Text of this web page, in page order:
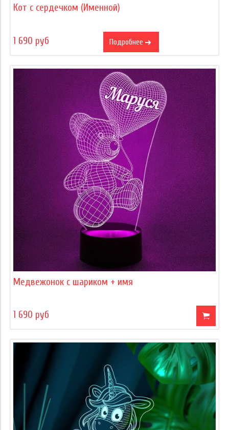
Кот с сердечком (Именной)
1 690 руб Подробнее
Медвежонок с шариком + имя
1 690 руб